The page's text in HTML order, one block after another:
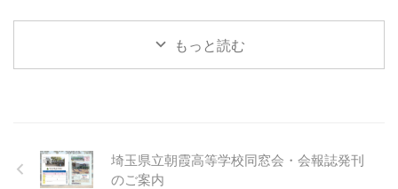
もっと読む
埼玉県立朝霞高等学校同窓会・会報誌発刊
のご案内